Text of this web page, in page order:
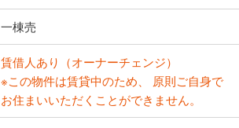
一棟売
賃借人あり（オーナーチェンジ）
※この物件は賃貸中のため、 原則ご自身で
お住まいいただくことができません。